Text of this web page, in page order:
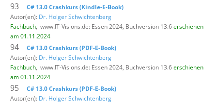
93
C# 13.0 Crashkurs (Kindle-E-Book)
Autor(en): Dr. Holger Schwichtenberg
Fachbuch, www.IT-Visions.de: Essen 2024, Buchversion 13.6erschienen
am 01.11.2024
94
C# 13.0 Crashkurs (PDF-E-Book)
Autor(en): Dr. Holger Schwichtenberg
Fachbuch, www.IT-Visions.de: Essen 2024, Buchversion 13.6erschienen
am 01.11.2024
95
C# 13.0 Crashkurs (PDF-E-Book)
Autor(en): Dr. Holger Schwichtenberg